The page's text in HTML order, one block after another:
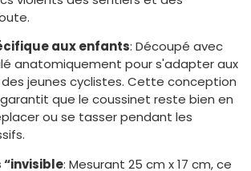
aux enfants: Découpé avec
anatomiquement pour s'adapter aux
jeunes cyclistes. Cette conception
que le coussinet reste bien en
ou se tasser pendant les
: Mesurant 25 cm x 17 cm, ce